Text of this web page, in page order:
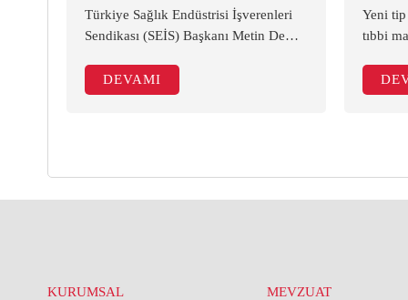
Türkiye Sağlık Endüstrisi İşverenleri
Sendikası (SEİS) Başkanı Metin Demir,
sektörün tamamını baskı altına alan bir
süreci başlattığını belirterek, “Sürecin
yakıyor.” dedi.
DEVAMI
Yeni tip
tıbbi
yapan
KURUMSAL MEVZUAT